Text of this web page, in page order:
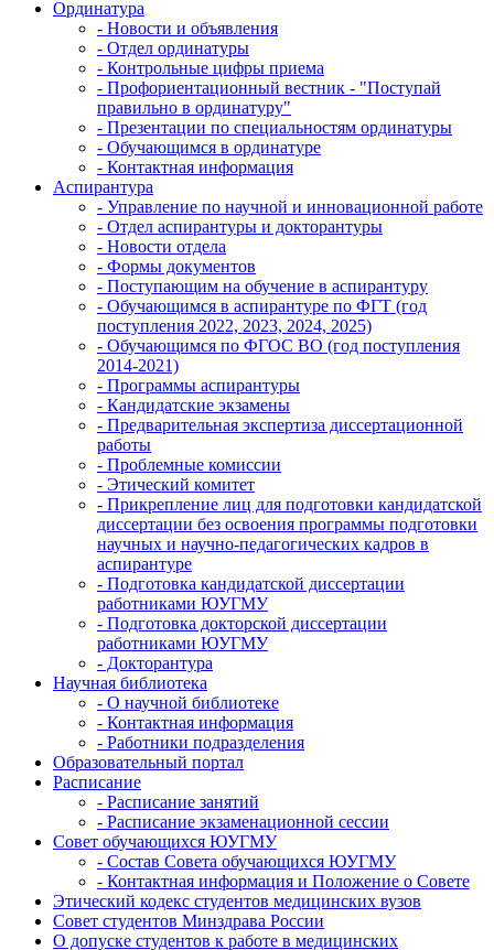
Ординатура
- Новости и объявления
- Отдел ординатуры
- Контрольные цифры приема
- Профориентационный вестник - "Поступай
правильно в ординатуру"
- Презентации по специальностям ординатуры
- Обучающимся в ординатуре
- Контактная информация
Аспирантура
- Управление по научной и инновационной работе
- Отдел аспирантуры и докторантуры
- Новости отдела
- Формы документов
- Поступающим на обучение в аспирантуру
- Обучающимся в аспирантуре по ФГТ (год
поступления 2022, 2023, 2024, 2025)
- Обучающимся по ФГОС ВО (год поступления
2014-2021)
- Программы аспирантуры
- Кандидатские экзамены
- Предварительная экспертиза диссертационной
работы
- Проблемные комиссии
- Этический комитет
- Прикрепление лиц для подготовки кандидатской
диссертации без освоения программы подготовки
научных и научно-педагогических кадров в
аспирантуре
- Подготовка кандидатской диссертации
работниками ЮУГМУ
- Подготовка докторской диссертации
работниками ЮУГМУ
- Докторантура
Научная библиотека
- О научной библиотеке
- Контактная информация
- Работники подразделения
Образовательный портал
Расписание
- Расписание занятий
- Расписание экзаменационной сессии
Совет обучающихся ЮУГМУ
- Состав Совета обучающихся ЮУГМУ
- Контактная информация и Положение о Совете
Этический кодекс студентов медицинских вузов
Совет студентов Минздрава России
О допуске студентов к работе в медицинских